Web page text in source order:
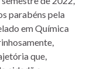
parabéns pela
em Química
que,